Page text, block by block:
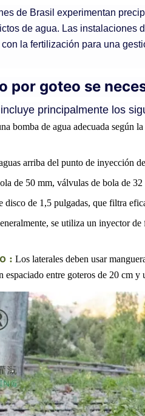
de Brasil experimentan
de agua. Las
la fertilización para una
por goteo se
principalmente los
bomba de agua adecuada según
arriba del punto de inyección
de 50 mm, válvulas de bola de
disco de 1,5 pulgadas, que filtra
se utiliza un inyector
: Los laterales deben usar
espaciado entre goteros de 20 cm